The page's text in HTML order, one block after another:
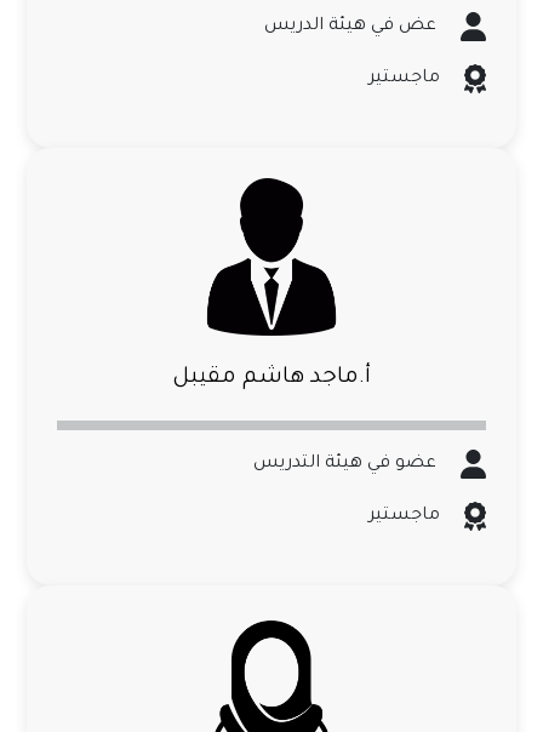
عض في هيئة الدريس
ماجستير
أ.ماجد هاشم مقيبل
عضو في هيئة التدريس
ماجستير